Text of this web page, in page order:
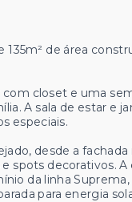
de área
closet e uma
A sala de estar e
especiais.
desde a
spots decorativos.
da linha
para energia